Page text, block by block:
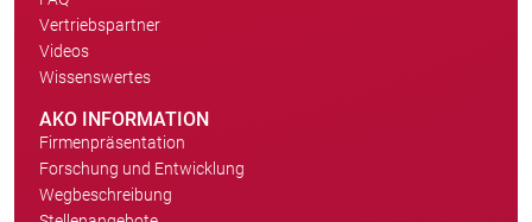
Vertriebspartner
Videos
Wissenswertes
AKO INFORMATION
Firmenpräsentation
Forschung und Entwicklung
Wegbeschreibung